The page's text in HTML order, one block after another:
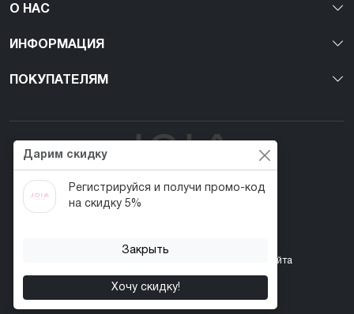
О НАС
ИНФОРМАЦИЯ
ПОКУПАТЕЛЯМ
Первый веган nail-бренд в Украине!
Карта сайта
Дарим скидку
Регистрируйся и получи промо-код
на скидку 5%
Закрыть
Хочу скидку!